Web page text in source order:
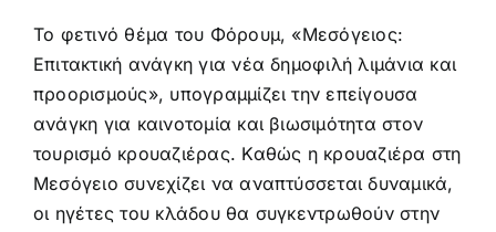
Το φετινό θέμα του Φόρουμ, «Μεσόγειος:
Επιτακτική ανάγκη για νέα δημοφιλή λιμάνια και
προορισμούς», υπογραμμίζει την επείγουσα
ανάγκη για καινοτομία και βιωσιμότητα στον
τουρισμό κρουαζιέρας. Καθώς η κρουαζιέρα στη
Μεσόγειο συνεχίζει να αναπτύσσεται δυναμικά,
οι ηγέτες του κλάδου θα συγκεντρωθούν στην